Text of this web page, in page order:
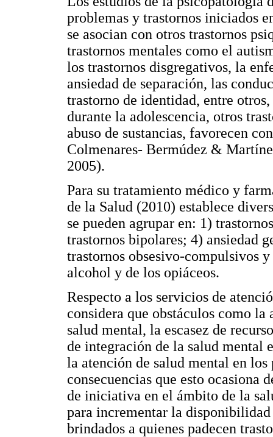
problemas y trastornos iniciados
se asocian con otros trastornos
trastornos mentales como el
los trastornos disgregativos, la
ansiedad de separación, las
trastorno de identidad, entre
durante la adolescencia, otros
abuso de sustancias, favorecen
Colmenares- Bermúdez &
2005).
Para su tratamiento médico y
de la Salud (2010) establece
se pueden agrupar en: 1)
trastornos bipolares; 4) ansiedad
trastornos obsesivo-compulsivos
alcohol y de los opiáceos.
Respecto a los servicios de
considera que obstáculos como
salud mental, la escasez de
de integración de la salud mental
la atención de salud mental en
consecuencias que esto ocasiona
de iniciativa en el ámbito de la
para incrementar la disponibilidad
brindados a quienes padecen